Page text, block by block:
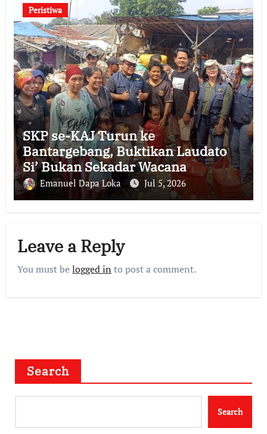
Peristiwa
SKP se-KAJ Turun ke
Bantargebang, Buktikan Laudato
Si’ Bukan Sekadar Wacana
Emanuel Dapa Loka Jul 5, 2026
Leave a Reply
You must belogged in to post a comment.
Search
Search